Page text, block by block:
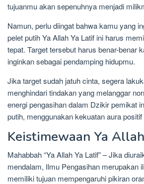
tujuanmu akan sepenuhnya menjadi
Namun, perlu diingat bahwa kamu yang
pelet putih Ya Allah Ya Latif ini harus
tepat. Target tersebut harus benar-benar
inginkan sebagai pendamping hidupmu.
Jika target sudah jatuh cinta, segera
menghindari tindakan yang melanggar
energi pengasihan dalam Dzikir pemikat
putih, menggunakan kekuatan aura
Keistimewaan Ya
Mahabbah “Ya Allah Ya Latif” – Jika
mendalam, Ilmu Pengasihan merupakan
memiliki tujuan mempengaruhi pikiran